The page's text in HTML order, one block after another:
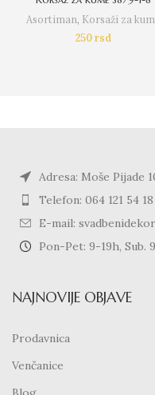
Asortiman, Korsaži za
250rsd
Adresa: Moše Pijade
Telefon: 064 121 54 18
E-mail:
Pon-Pet: 9-19h, Sub.
NAJNOVIJE OBJAVE
Prodavnica
Venčanice